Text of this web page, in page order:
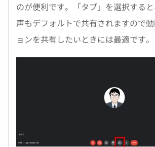
のが便利です。「タブ」を選択する
声もデフォルトで共有されますので
ョンを共有したいときには最適です。